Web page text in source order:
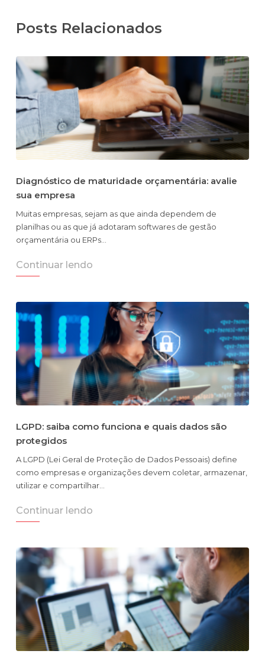
Posts Relacionados
Diagnóstico de maturidade orçamentária: avalie
sua empresa
Muitas empresas, sejam as que ainda dependem de
planilhas ou as que já adotaram softwares de gestão
orçamentária ou ERPs…
Continuar lendo
LGPD: saiba como funciona e quais dados são
protegidos
A LGPD (Lei Geral de Proteção de Dados Pessoais) define
como empresas e organizações devem coletar, armazenar,
utilizar e compartilhar…
Continuar lendo